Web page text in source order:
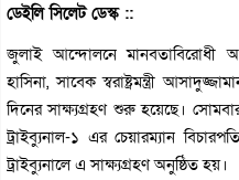
ডেইলি সিলেট ডেস্ক ::
জুলাই আন্দোলনে মানবতাবিরোধী
হাসিনা, সাবেক স্বরাষ্ট্রমন্ত্রী
দিনের সাক্ষ্যগ্রহণ শুরু হয়েছে।
ট্রাইব্যুনাল-১ এর চেয়ারম্যান
ট্রাইব্যুনালে এ সাক্ষ্যগ্রহণ অনুষ্ঠিত হয়।